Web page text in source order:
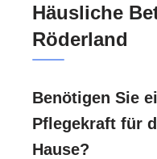
Häusliche
Röderland
Benötigen Sie
Pflegekraft für
Hause?